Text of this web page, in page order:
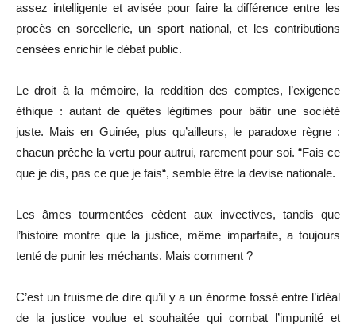
assez intelligente et avisée pour faire la différence entre les
procès en sorcellerie, un sport national, et les contributions
censées enrichir le débat public.
Le droit à la mémoire, la reddition des comptes, l’exigence
éthique : autant de quêtes légitimes pour bâtir une société
juste. Mais en Guinée, plus qu’ailleurs, le paradoxe règne :
chacun prêche la vertu pour autrui, rarement pour soi. “Fais ce
que je dis, pas ce que je fais“, semble être la devise nationale.
Les âmes tourmentées cèdent aux invectives, tandis que
l’histoire montre que la justice, même imparfaite, a toujours
tenté de punir les méchants. Mais comment ?
C’est un truisme de dire qu’il y a un énorme fossé entre l’idéal
de la justice voulue et souhaitée qui combat l’impunité et